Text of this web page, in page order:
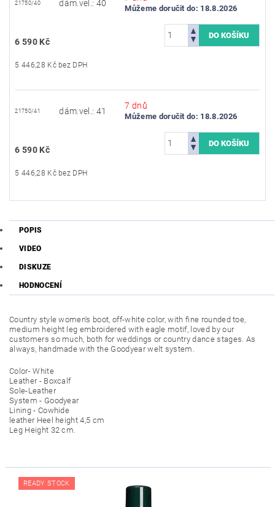
21750/40 dám.vel.: 40
Můžeme doručit do: 18.8.2026
6 590 Kč
5 446,28 Kč bez DPH
21750/41 dám.vel.: 41
7 dnů
Můžeme doručit do: 18.8.2026
6 590 Kč
5 446,28 Kč bez DPH
POPIS
VIDEO
DISKUZE
HODNOCENÍ
Country style women's boot, off-white color, with fine rounded toe,
medium height leg embroidered with eagle motif, loved by our
customers so much, both for weddings or country dance stages. As
always, handmade with the Goodyear welt system.
Color- White
Leather - Boxcalf
Sole-Leather
System - Goodyear
Lining - Cowhide
leather Heel height 4,5 cm
Leg Height 32 cm.
READY STOCK